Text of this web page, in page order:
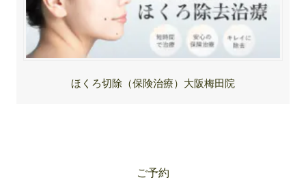
ほくろ切除（保険治療）大阪梅田院
ご予約